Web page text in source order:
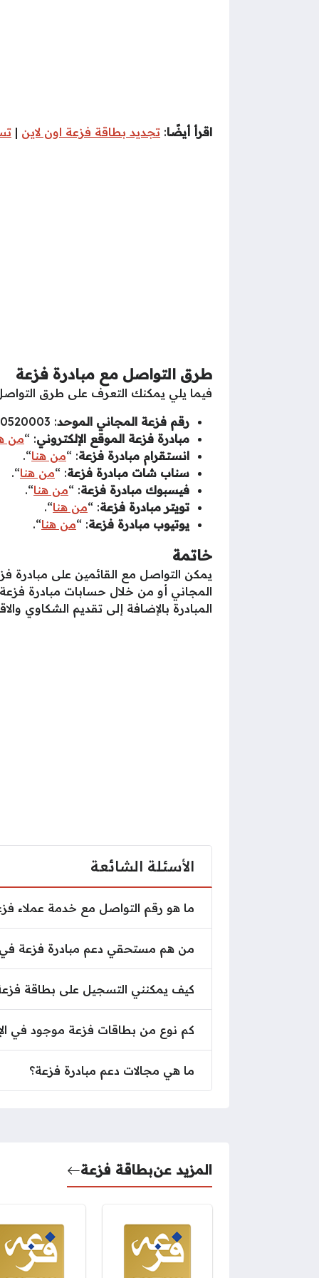
اقرأ أيضًا: تجديد بطاقة فزعة اون لاين |
طرق التواصل مع مبادرة فزعة
فيما يلي يمكنك التعرف على طرق
رقم فزعة المجاني الموحد: 600520003.
مبادرة فزعة الموقع الإلكتروني: “من
انستقرام مبادرة فزعة: “من هنا“.
سناب شات مبادرة فزعة: “من هنا“.
فيسبوك مبادرة فزعة: “من هنا“.
تويتر مبادرة فزعة: “من هنا“.
يوتيوب مبادرة فزعة: “من هنا“.
خاتمة
يمكن التواصل مع القائمين على مبادرة
المجاني أو من خلال حسابات مبادرة
المبادرة بالإضافة إلى تقديم الشكاوي
الأسئلة الشائعة
ما هو رقم التواصل مع خدمة عملاء
من هم مستحقي دعم مبادرة فزعة في
كيف يمكنني التسجيل على بطاقة
كم نوع من بطاقات فزعة موجود في
ما هي مجالات دعم مبادرة فزعة؟
المزيد عنبطاقة فزعة